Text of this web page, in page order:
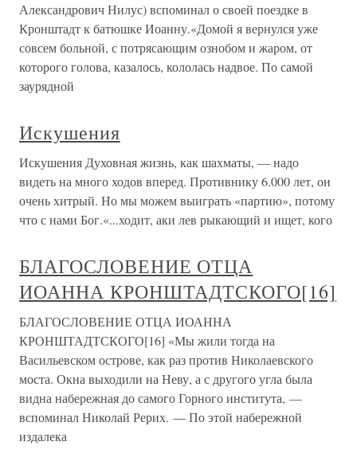
Александрович Нилус) вспоминал о своей поездке в
Кронштадт к батюшке Иоанну.«Домой я вернулся уже
совсем больной, с потрясающим ознобом и жаром, от
которого голова, казалось, кололась надвое. По самой
заурядной
Искушения
Искушения Духовная жизнь, как шахматы, — надо
видеть на много ходов вперед. Противнику 6.000 лет, он
очень хитрый. Но мы можем выиграть «партию», потому
что с нами Бог.«...ходит, аки лев рыкающий и ищет, кого
БЛАГОСЛОВЕНИЕ ОТЦА
ИОАННА КРОНШТАДТСКОГО[16]
БЛАГОСЛОВЕНИЕ ОТЦА ИОАННА
КРОНШТАДТСКОГО[16] «Мы жили тогда на
Васильевском острове, как раз против Николаевского
моста. Окна выходили на Неву, а с другого угла была
видна набережная до самого Горного института, —
вспоминал Николай Рерих. — По этой набережной
издалека